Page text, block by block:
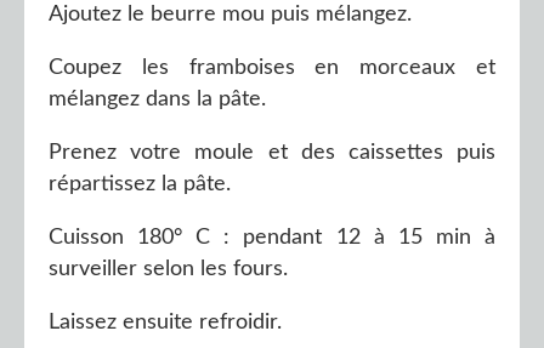
Ajoutez le beurre mou puis mélangez.
Coupez les framboises en morceaux et
mélangez dans la pâte.
Prenez votre moule et des caissettes puis
répartissez la pâte.
Cuisson 180° C : pendant 12 à 15 min à
surveiller selon les fours.
Laissez ensuite refroidir.